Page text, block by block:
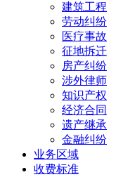
建筑工程
劳动纠纷
医疗事故
征地拆迁
房产纠纷
涉外律师
知识产权
经济合同
遗产继承
金融纠纷
业务区域
收费标准